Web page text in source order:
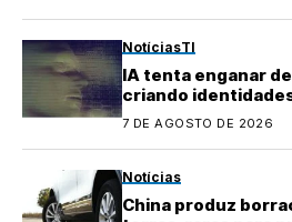
NotíciasTI
IA tenta enganar
criando
testes
7 DE AGOSTO DE 2026
Notícias
China produz